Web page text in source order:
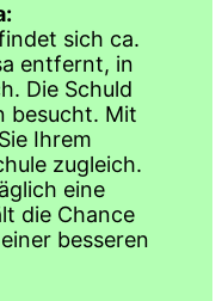
sich ca.
entfernt, in
Die Schuld
besucht. Mit
Ihrem
zugleich.
eine
die Chance
besseren